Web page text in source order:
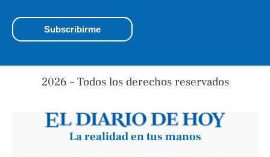
2026 – Todos los derechos reservados
La realidad en tus manos